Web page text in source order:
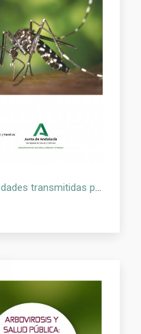
Cambio Climático y enfermedades transmitidas por vectores y roedores